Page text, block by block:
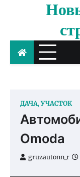
ДАЧА, УЧАСТОК
Omoda
gruzautonn_r